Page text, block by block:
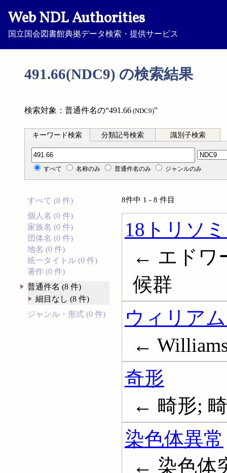
Web NDL Authorities
国立国会図書館典拠データ検索・提供サービス
491.66(NDC9) の検索結果
検索対象：普通件名の“491.66 (NDC9)”
キーワード検索 分類記号検索 識別子検索
分類記号検索
すべて 名称のみ 普通件名のみ ジャンルのみ
すべて (8 件)
個人名 (0 件)
家族名 (0 件)
団体名 (0 件)
地名 (0 件)
統一タイトル (0 件)
著作 (0 件)
普通件名 (8 件)
細目なし (8 件)
ジャンル・形式 (0 件)
8件中 1 - 8 件目
18トリソ
← エドワ
候群
ウィリア
←
奇形
← 畸形;
染色体異常
← 染色体